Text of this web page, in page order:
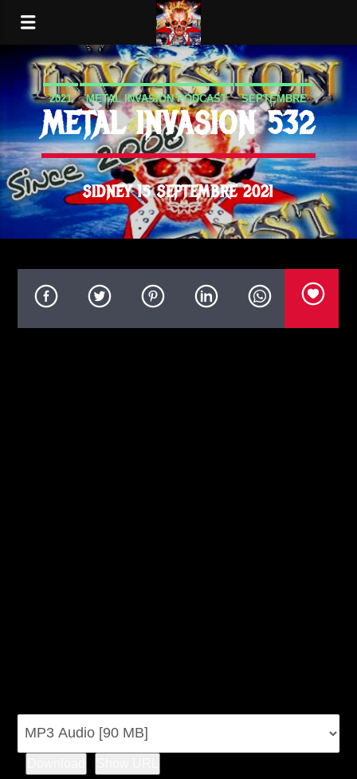
2021 METAL INVASION PODCAST SEPTEMBRE
METAL INVASION 532
SIDNEY 15 SEPTEMBRE 2021